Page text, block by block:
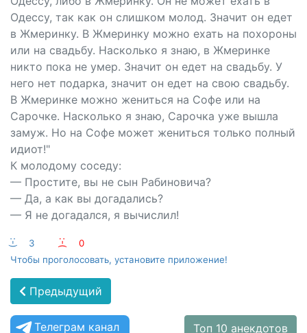
Одессу, так как он слишком молод. Значит он едет
в Жмеринку. В Жмеринку можно ехать на похороны
или на свадьбу. Насколько я знаю, в Жмеринке
никто пока не умер. Значит он едет на свадьбу. У
него нет подарка, значит он едет на свою свадьбу.
В Жмеринке можно жениться на Софе или на
Сарочке. Насколько я знаю, Сарочка уже вышла
замуж. Но на Софе может жениться только полный
идиот!"
К молодому соседу:
— Простите, вы не сын Рабиновича?
— Да, а как вы догадались?
— Я не догадался, я вычислил!
:-) 3 :-(
0
Чтобы проголосовать, установите приложение!
Предыдущий
Телеграм канал Топ 10 анекдотов